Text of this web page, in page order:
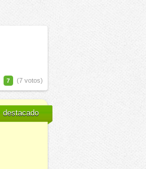
7 (7 votos)
destacado